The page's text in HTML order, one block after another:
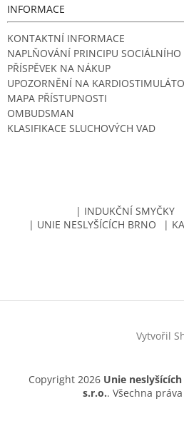
INFORMACE
KONTAKTNÍ INFORMACE
NAPLŇOVÁNÍ PRINCIPU
PŘÍSPĚVEK NA NÁKUP
UPOZORNĚNÍ NA
MAPA PŘÍSTUPNOSTI
OMBUDSMAN
KLASIFIKACE SLUCHOVÝCH VAD
| INDUKČNÍ SMYČKY
| UNIE NESLYŠÍCÍCH BRNO
|
Vytvořil
Copyright 2026 Unie
s.r.o.. Všechna